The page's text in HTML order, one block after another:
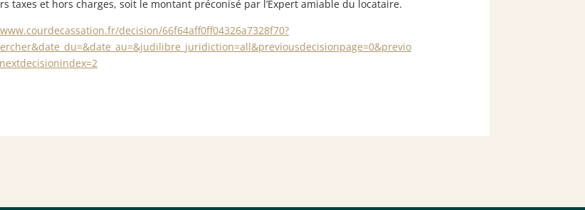
taxes et hors charges, soit le montant préconisé par l’Expert amiable du locataire.
decision/66f64aff0ff04326a7328f70?